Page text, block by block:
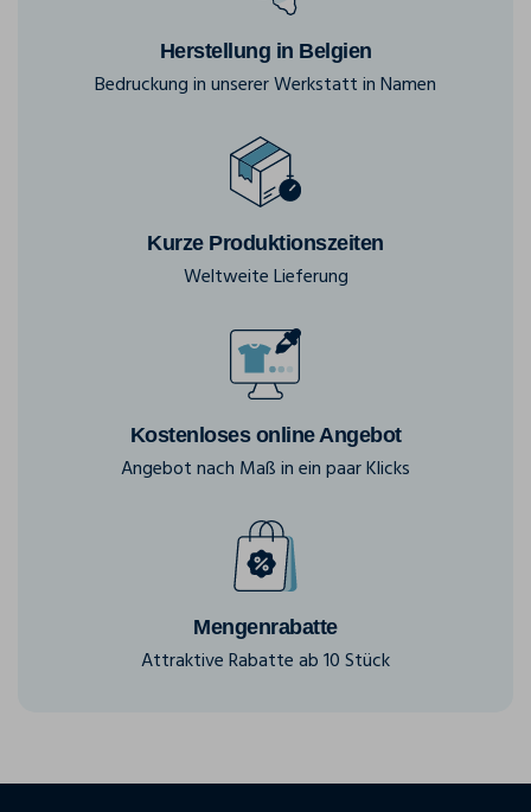
Herstellung in Belgien
Bedruckung in unserer Werkstatt in Namen
Kurze Produktionszeiten
Weltweite Lieferung
Kostenloses online Angebot
Angebot nach Maß in ein paar Klicks
Mengenrabatte
Attraktive Rabatte ab 10 Stück